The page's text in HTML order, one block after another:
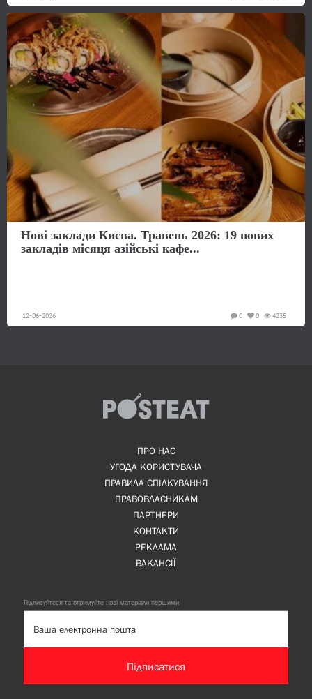
Нові заклади Києва. Травень 2026: 19 нових
закладів місяця азійські кафе...
12-06-2026 4235
0
0
ПРО НАС
УГОДА КОРИСТУВАЧА
ПРАВИЛА СПІЛКУВАННЯ
ПРАВОВЛАСНИКАМ
ПАРТНЕРИ
КОНТАКТИ
РЕКЛАМА
ВАКАНСІЇ
Підписуйтеся та отримуйте нові матеріали першими
Підписатися